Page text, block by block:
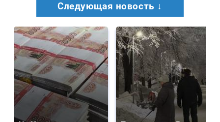
Следующая новость ↓